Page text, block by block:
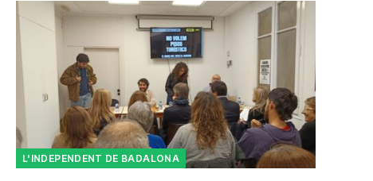
L'INDEPENDENT DE BADALONA